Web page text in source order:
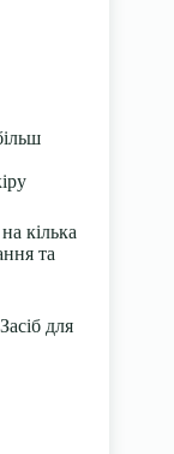
кілька
та
для